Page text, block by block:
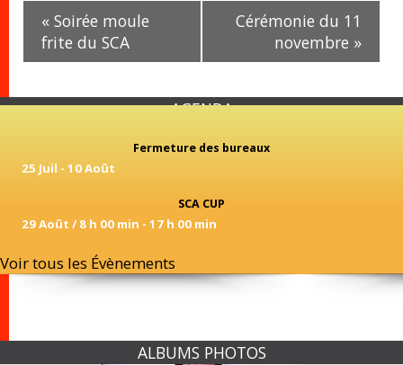
Navigation
Évènement
« Soirée moule
frite du SCA
Cérémonie du 11
novembre »
AGENDA
Fermeture des bureaux
25 Juil - 10 Août
SCA CUP
29 Août / 8 h 00 min - 17 h 00 min
Voir tous les Évènements
ALBUMS PHOTOS